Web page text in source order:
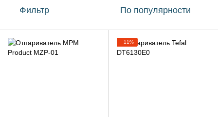
Фильтр По популярности
−11%